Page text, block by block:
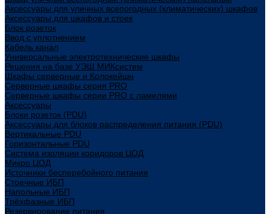
Аксессуары для уличных всепогодных (климатических) шкафов
Аксессуары для шкафов и стоек
Блок розеток
Ввод с уплотнением
Кабель канал
Универсальные электротехнические шкафы
Решения на базе УЭШ МИКсистем
Шкафы серверные и Колокейшн
Серверные шкафы серия PRO
Серверные шкафы серии PRO с ламелями
Аксессуары
Блоки розеток (PDU)
Аксессуары для блоков распределения питания (PDU)
Вертикальные PDU
Горизонтальные PDU
Система изоляции коридоров ЦОД
Микро ЦОД
Источники бесперебойного питания
Стоечные ИБП
Напольные ИБП
Трёхфазные ИБП
Резервирование питания